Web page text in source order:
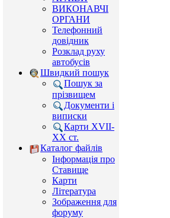
ВИКОНАВЧІ
ОРГАНИ
Телефонний
довідник
Розклад руху
автобусів
Швидкий пошук
Пошук за
прізвищем
Документи і
виписки
Карти XVII-
XX ст.
Каталог файлів
Інформація про
Ставище
Карти
Література
Зображення для
форуму